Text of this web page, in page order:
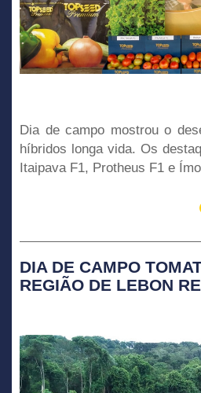
Dia de campo mostrou o
híbridos longa vida. Os
Itaipava F1, Protheus F1 e
DIA DE CAMPO
REGIÃO DE LEBON